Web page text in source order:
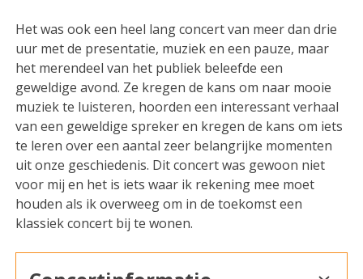
Het was ook een heel lang concert van meer dan drie
uur met de presentatie, muziek en een pauze, maar
het merendeel van het publiek beleefde een
geweldige avond. Ze kregen de kans om naar mooie
muziek te luisteren, hoorden een interessant verhaal
van een geweldige spreker en kregen de kans om iets
te leren over een aantal zeer belangrijke momenten
uit onze geschiedenis. Dit concert was gewoon niet
voor mij en het is iets waar ik rekening mee moet
houden als ik overweeg om in de toekomst een
klassiek concert bij te wonen.